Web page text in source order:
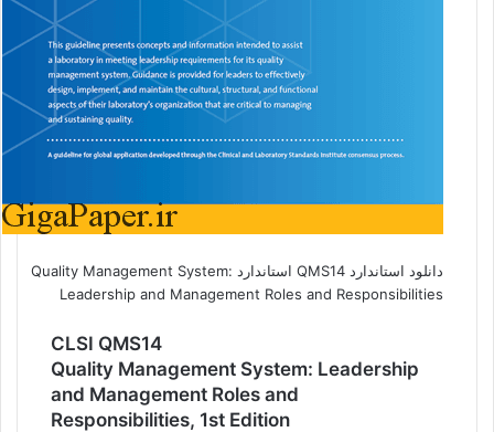
دانلود استاندارد QMS14 استاندارد Quality Management System:
Leadership and Management Roles and Responsibilities
CLSI QMS14
Quality Management System: Leadership
and Management Roles and
Responsibilities, 1st Edition